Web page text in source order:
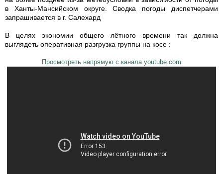
в Ханты-Мансийском округе. Сводка погоды диспетчерами
запрашивается в г. Салехард
В целях экономии общего лётного времени так должна
выглядеть оперативная разгрузка группы на косе :
Просмотреть напрямую с канала youtube.com